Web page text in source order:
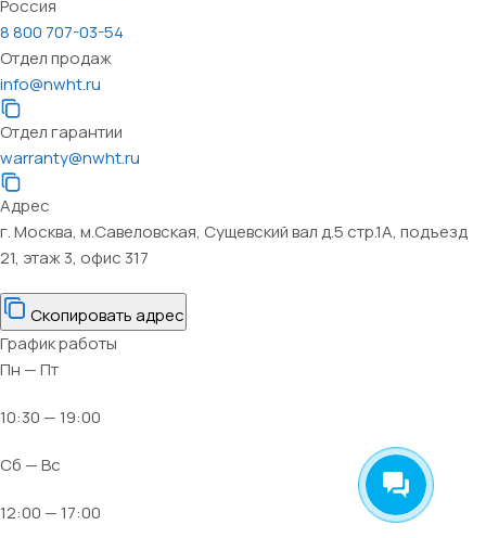
Россия
8 800 707-03-54
Отдел продаж
info@nwht.ru
Отдел гарантии
warranty@nwht.ru
Адрес
г. Москва, м.Савеловская, Сущевский вал д.5 стр.1А, подъезд
21, этаж 3, офис 317
Скопировать адрес
График работы
Пн — Пт
10:30 — 19:00
Сб — Вс
12:00 — 17:00